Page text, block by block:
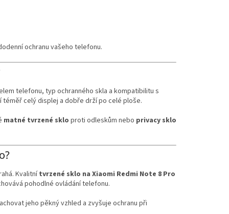
ochranu vašeho telefonu.
telefonu, typ ochranného skla a kompatibilitu s
celý displej a dobře drží po celé ploše.
matné tvrzené sklo proti odleskům nebo privacy sklo
Kvalitnítvrzené sklo na Xiaomi Redmi Note 8 Pro
pohodlné ovládání telefonu.
jeho pěkný vzhled a zvyšuje ochranu při